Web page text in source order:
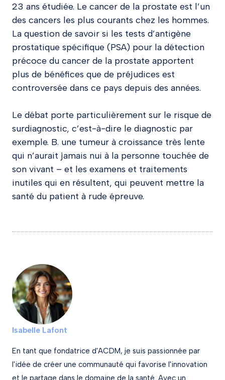
23 ans étudiée. Le cancer de la prostate est l’un
des cancers les plus courants chez les hommes.
La question de savoir si les tests d’antigène
prostatique spécifique (PSA) pour la détection
précoce du cancer de la prostate apportent
plus de bénéfices que de préjudices est
controversée dans ce pays depuis des années.
Le débat porte particulièrement sur le risque de
surdiagnostic, c’est-à-dire le diagnostic par
exemple. B. une tumeur à croissance très lente
qui n’aurait jamais nui à la personne touchée de
son vivant – et les examens et traitements
inutiles qui en résultent, qui peuvent mettre la
santé du patient à rude épreuve.
Isabelle Lafont
En tant que fondatrice d'ACDM, je suis passionnée par
l'idée de créer une communauté qui favorise l'innovation
et le partage dans le domaine de la santé. Avec un